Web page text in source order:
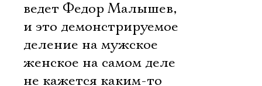
ведет Федор Малышев,
и это демонстрируемое
деление на мужское
женское на самом деле
не кажется каким-то